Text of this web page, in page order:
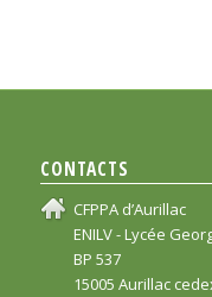
CONTACTS
CFPPA d’Aurillac
ENILV - Lycée
BP 537
15005 Aurillac